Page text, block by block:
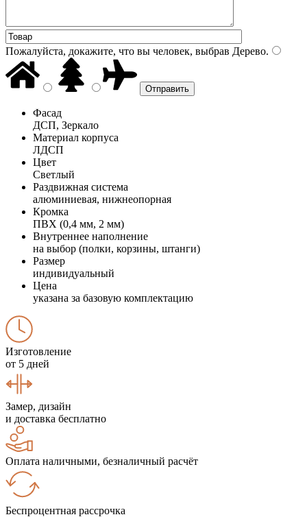
Пожалуйста, докажите, что вы человек, выбрав Дерево.
Фасад
ДСП, Зеркало
Материал корпуса
ЛДСП
Цвет
Светлый
Раздвижная система
алюминиевая, нижнеопорная
Кромка
ПВХ (0,4 мм, 2 мм)
Внутреннее наполнение
на выбор (полки, корзины, штанги)
Размер
индивидуальный
Цена
указана за базовую комплектацию
Изготовление
от 5 дней
Замер, дизайн
и доставка бесплатно
Оплата наличными, безналичный расчёт
Беспроцентная рассрочка